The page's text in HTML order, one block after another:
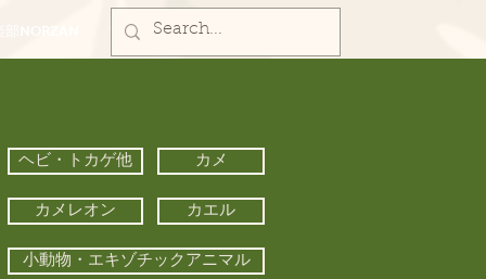
ヘビ・トカゲ他 カメ
カメレオン カエル
小動物・エキゾチックアニマル